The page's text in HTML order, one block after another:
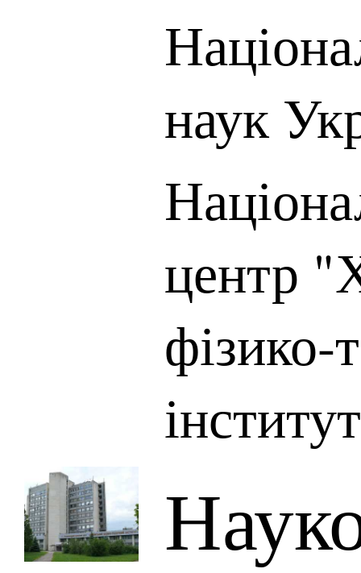
наук
центр
фізико-